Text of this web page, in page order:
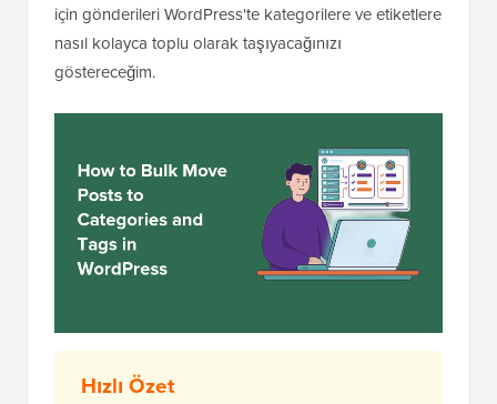
için gönderileri WordPress'te kategorilere ve etiketlere
nasıl kolayca toplu olarak taşıyacağınızı
göstereceğim.
Hızlı Özet